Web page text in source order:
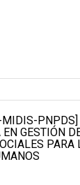
GESTIÓN
PARA